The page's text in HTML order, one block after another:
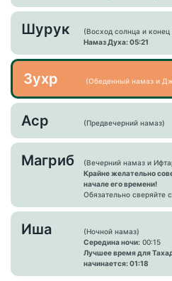
Шурук
(Восход солнца и
Намаз Духа: 05:21
Зухр (Обеденный намаз и
Аср (Предвечерний намаз)
Магриб
(Вечерний намаз и
Крайне желательно
начале его времени!
Обязательно сверяйте
Иша
(Ночной намаз)
Середина ночи: 00:15
Лучшее время для
начинается: 01:18